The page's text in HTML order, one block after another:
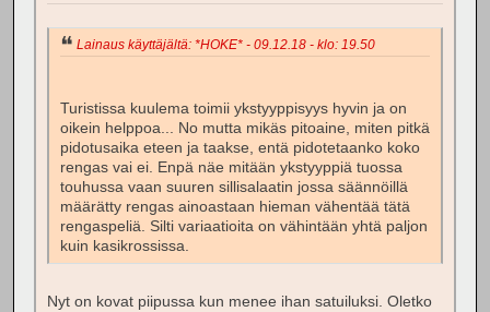
Lainaus käyttäjältä: *HOKE* - 09.12.18 - klo: 19.50
Turistissa kuulema toimii ykstyyppisyys hyvin ja on
oikein helppoa... No mutta mikäs pitoaine, miten pitkä
pidotusaika eteen ja taakse, entä pidotetaanko koko
rengas vai ei. Enpä näe mitään ykstyyppiä tuossa
touhussa vaan suuren sillisalaatin jossa säännöillä
määrätty rengas ainoastaan hieman vähentää tätä
rengaspeliä. Silti variaatioita on vähintään yhtä paljon
kuin kasikrossissa.
Nyt on kovat piipussa kun menee ihan satuiluksi. Oletko